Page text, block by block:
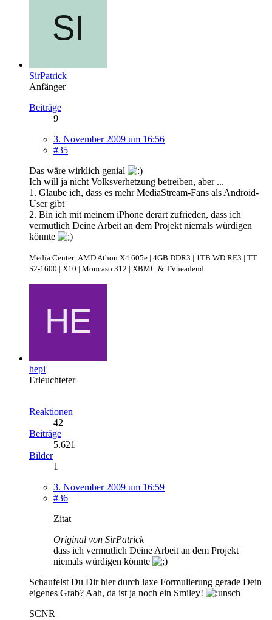
SirPatrick
Anfänger
Beiträge
9
3. November 2009 um 16:56
#35
Das wäre wirklich genial
Ich will ja nicht Volksverhetzung betreiben, aber ...
1. Glaube ich, dass es mehr MediaStream-Fans als Android-
User gibt
2. Bin ich mit meinem iPhone derart zufrieden, dass ich
vermutlich Deine Arbeit an dem Projekt niemals würdigen
könnte
Media Center: AMD Athon X4 605e | 4GB DDR3 | 1TB WD RE3 | TT
S2-1600 | X10 | Moncaso 312 | XBMC & TVheadend
hepi
Erleuchteter
Reaktionen
42
Beiträge
5.621
Bilder
1
3. November 2009 um 16:59
#36
Zitat
Original von SirPatrick
dass ich vermutlich Deine Arbeit an dem Projekt
niemals würdigen könnte
Schaufelst Du Dir hier durch laxe Formulierung gerade Dein
eigenes Grab? Aah, da ist ja noch ein Smiley!
SCNR